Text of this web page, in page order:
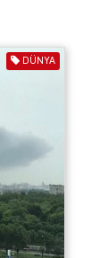
DÜNYA